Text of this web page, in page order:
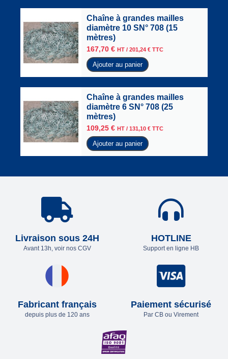
Chaîne à grandes mailles
diamètre 10 SN° 708 (15
mètres)
167,70 € HT / 201,24 € TTC
Ajouter au panier
Chaîne à grandes mailles
diamètre 6 SN° 708 (25
mètres)
109,25 € HT / 131,10 € TTC
Ajouter au panier
Livraison sous 24H
Avant 13h, voir nos CGV
HOTLINE
Support en ligne HB
Fabricant français
depuis plus de 120 ans
Paiement sécurisé
Par CB ou Virement